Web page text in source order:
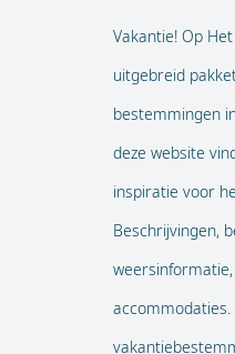
Vakantie! Op
uitgebreid
bestemmingen
deze website
inspiratie voor
Beschrijvingen,
accommodaties.